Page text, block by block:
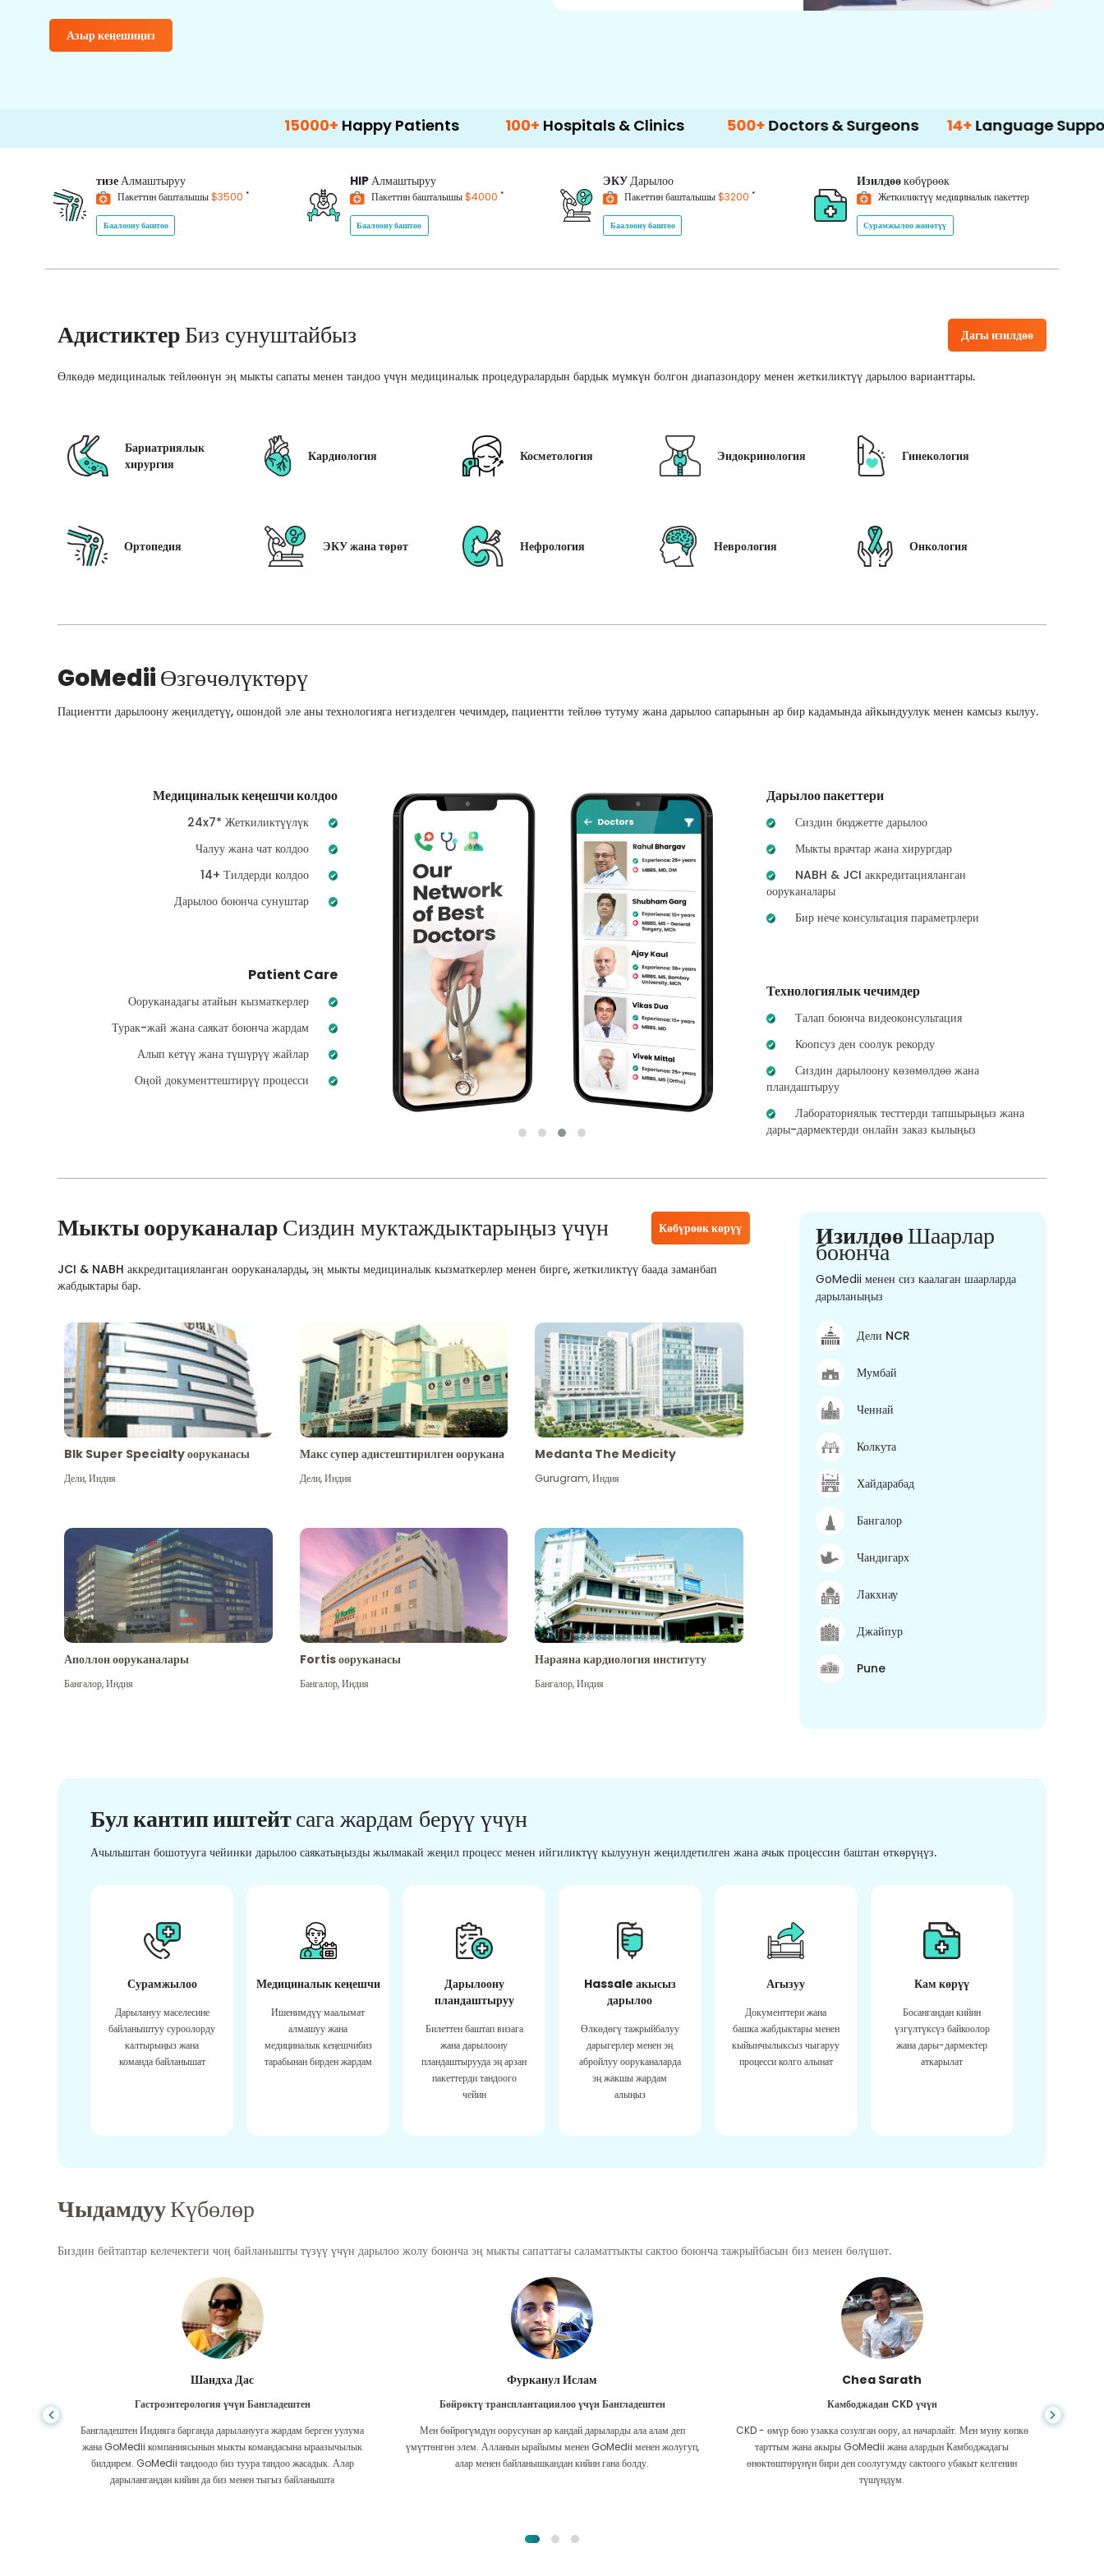
Азыр кеңешиңиз
Happy Patients 100+ Hospitals & Clinics 500+ Doctors & Surgeons 14+Language Support
тизеАлмаштыруу
Пакеттин башталышы$3500 *
Баалоону баштоо
HIPАлмаштыруу
Пакеттин башталышы$4000 *
Баалоону баштоо
ЭКУДарылоо
Пакеттин башталышы$3200 *
Баалоону баштоо
Изилдөөкөбүрөөк
Жеткиликтүү медициналык пакеттер
Сурамжылоо жөнөтүү
АдистиктерБиз сунуштайбыз Дагы изилдөө
Өлкөдө медициналык тейлөөнүн эң мыкты сапаты менен тандоо үчүн медициналык процедуралардын бардык мүмкүн болгон диапазондору менен жеткиликтүү дарылоо варианттары.
Бариатриялык
хирургия
Кардиология Косметология Эндокринология Гинекология
Ортопедия ЭКУ жана төрөт Нефрология Неврология Онкология
GoMediiӨзгөчөлүктөрү
Пациентти дарылоону жеңилдетүү, ошондой эле аны технологияга негизделген чечимдер, пациентти тейлөө тутуму жана дарылоо сапарынын ар бир кадамында айкындуулук менен камсыз кылуу.
Медициналык кеңешчи колдоо
24x7* Жеткиликтүүлүк
Чалуу жана чат колдоо
14+ Тилдерди колдоо
Дарылоо боюнча сунуштар
Patient Care
Ооруканадагы атайын кызматкерлер
Турак-жай жана саякат боюнча жардам
Алып кетүү жана түшүрүү жайлар
Оңой документтештирүү процесси
Дарылоо пакеттери
Сиздин бюджетте дарылоо
Мыкты врачтар жана хирургдар
NABH & JCI аккредитацияланган
ооруканалары
Бир нече консультация параметрлери
Технологиялык чечимдер
Талап боюнча видеоконсультация
Коопсуз ден соолук рекорду
Сиздин дарылоону көзөмөлдөө жана
пландаштыруу
Лабораториялык тесттерди тапшырыңыз жана
дары-дармектерди онлайн заказ кылыңыз
Мыкты ооруканаларСиздин муктаждыктарыңыз үчүн Көбүрөөк көрүү
JCI & NABH аккредитацияланган ооруканаларды, эң мыкты медициналык кызматкерлер менен бирге, жеткиликтүү баада заманбап
жабдыктары бар.
Blk Super Specialty ооруканасы
Дели,Индия
Макс супер адистештирилген оорукана
Дели,Индия
Medanta The Medicity
Gurugram,Индия
Аполлон ооруканалары
Бангалор,Индия
Fortis ооруканасы
Бангалор,Индия
Нараяна кардиология институту
Бангалор,Индия
ИзилдөөШаарлар
боюнча
GoMedii менен сиз каалаган шаарларда
дарыланыңыз
Дели NCR
Мумбай
Ченнай
Колкута
Хайдарабад
Бангалор
Чандигарх
Лакхнау
Джайпур
Pune
Бул кантип иштейтсага жардам берүү үчүн
Ачылыштан бошотууга чейинки дарылоо саякатыңызды жылмакай жеңил процесс менен ийгиликтүү кылуунун жеңилдетилген жана ачык процессин баштан өткөрүңүз.
Сурамжылоо
Дарылануу маселесине
байланыштуу суроолорду
калтырыңыз жана
команда байланышат
Медициналык кеңешчи
Ишенимдүү маалымат
алмашуу жана
медициналык кеңешчибиз
тарабынан бирден жардам
Дарылоону
пландаштыруу
Билеттен баштап визага
жана дарылоону
пландаштырууда эң арзан
пакеттерди тандоого
чейин
Hassale акысыз
дарылоо
Өлкөдөгү тажрыйбалуу
дарыгерлер менен эң
абройлуу ооруканаларда
эң жакшы жардам
алыңыз
Агызуу
Документтери жана
башка жабдыктары менен
кыйынчылыксыз чыгаруу
процесси колго алынат
Кам көрүү
Босангандан кийин
үзгүлтүксүз байкоолор
жана дары-дармектер
аткарылат
ЧыдамдууКүбөлөр
Биздин бейтаптар келечектеги чоң байланышты түзүү үчүн дарылоо жолу боюнча эң мыкты сапаттагы саламаттыкты сактоо боюнча тажрыйбасын биз менен бөлүшөт.
Шандха Дас
Гастроэнтерология үчүн Бангладештен
Бангладештен Индияга барганда дарыланууга жардам берген уулума
жана GoMedii компаниясынын мыкты командасына ыраазычылык
билдирем. GoMedii тандоодо биз туура тандоо жасадык. Алар
дарылангандан кийин да биз менен тыгыз байланышта
Фурканул Ислам
Бөйрөктү трансплантациялоо үчүн Бангладештен
Мен бөйрөгүмдүн оорусунан ар кандай дарыларды ала алам деп
үмүттөнгөн элем. Алланын ырайымы менен GoMedii менен жолугуп,
алар менен байланышкандан кийин гана болду.
Chea Sarath
Камбоджадан CKD үчүн
CKD - өмүр бою узакка созулган оору, ал начарлайт. Мен муну көпкө
тарттым жана акыры GoMedii жана алардын Камбоджадагы
өнөктөштөрүнүн бири ден соолугумду сактоого убакыт келгенин
түшүндүм.